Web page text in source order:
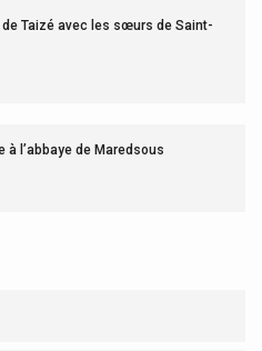
Taizé avec les sœurs de Saint-
à l’abbaye de Maredsous